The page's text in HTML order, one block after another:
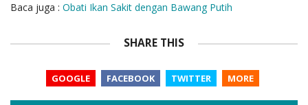
Baca juga : Obati Ikan Sakit dengan Bawang Putih
SHARE THIS
GOOGLE FACEBOOK TWITTER MORE